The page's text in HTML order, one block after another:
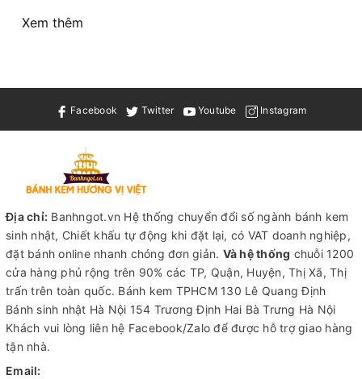
Xem thêm
Facebook Twitter Youtube Instagram
Địa chỉ: Banhngot.vn Hệ thống chuyển đổi số ngành bánh kem
sinh nhật, Chiết khấu tự động khi đặt lại, có VAT doanh nghiệp,
đặt bánh online nhanh chóng đơn giản. Và hệ thống chuỗi 1200
cửa hàng phủ rộng trên 90% các TP, Quận, Huyện, Thị Xã, Thị
trấn trên toàn quốc. Bánh kem TPHCM130 Lê Quang Định
Bánh sinh nhật Hà Nội 154 Trương Định Hai Bà Trưng Hà Nội
Khách vui lòng liên hệ Facebook/Zalo để được hỗ trợ giao hàng
tận nhà.
Email: